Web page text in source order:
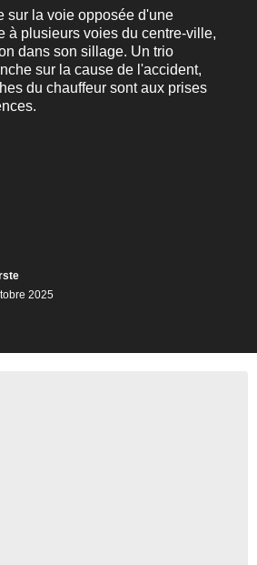
sur la voie opposée d'une
à plusieurs voies du centre-ville,
dans son sillage. Un trio
sur la cause de l'accident,
du chauffeur sont aux prises
2025